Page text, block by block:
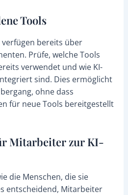
Tools
bereits über
Prüfe, welche Tools
verwendet und wie KI-
sind. Dies ermöglicht
ohne dass
für neue Tools bereitgestellt
Mitarbeiter zur KI-
die Menschen, die sie
entscheidend, Mitarbeiter